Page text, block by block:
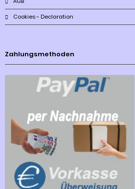
Cookies - Declaration
Zahlungsmethoden